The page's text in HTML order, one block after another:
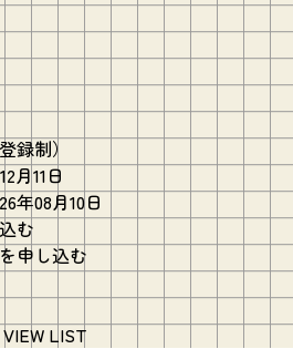
録制）
月11日
年08月10日
む
申し込む
VIEW LIST